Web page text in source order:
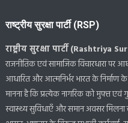
राष्ट्रीय सुरक्षा पार्टी (RSP)
राष्ट्रीय सुरक्षा पार्टी (Rashtriya
राजनीतिक एवं सामाजिक विचारधारा पर
आधारित और आत्मनिर्भर भारत के निर्माण
मानना है कि प्रत्येक नागरिक को मुफ्त एवं
स्वास्थ्य सुविधाएँ और समान अवसर मिलना